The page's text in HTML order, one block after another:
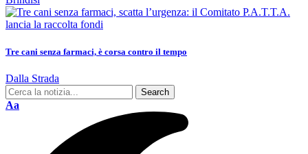
Tre cani senza farmaci, è corsa contro il tempo
Dalla Strada
Aa